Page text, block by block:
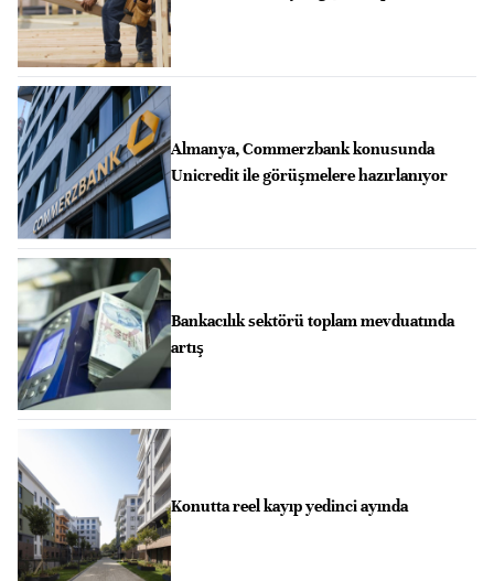
Almanya, Commerzbank konusunda
Unicredit ile görüşmelere hazırlanıyor
Bankacılık sektörü toplam mevduatında
artış
Konutta reel kayıp yedinci ayında